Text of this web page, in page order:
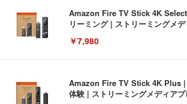
Amazon Fire TV Stick 4K
リーミング | ストリーミングメ
￥7,980
Amazon Fire TV Stick 4K Plus |
体験 | ストリーミングメディア